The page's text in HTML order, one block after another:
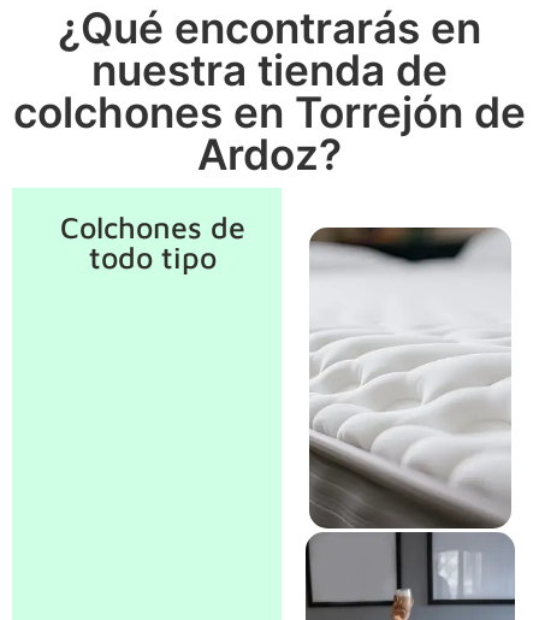
¿Qué encontrarás en
nuestra tienda de
colchones en Torrejón de
Ardoz?
Colchones de
todo tipo